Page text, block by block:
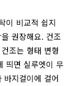
이 비교적 쉽지
권장해요. 건조
조는 형태 변형
띄면 실루엣이 무
지걸이에 걸어